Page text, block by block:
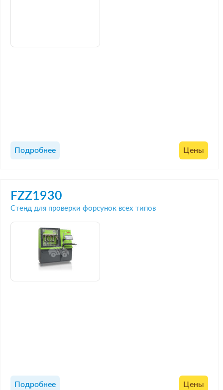
Подробнее Цены
FZZ1930
Стенд для проверки форсунок всех типов
Подробнее Цены